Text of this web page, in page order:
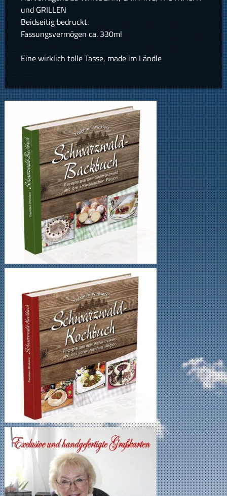
und GRILLEN
Beidseitig bedruckt.
Fassungsvermögen ca. 330ml
Eine wirklich tolle Tasse, made im Ländle